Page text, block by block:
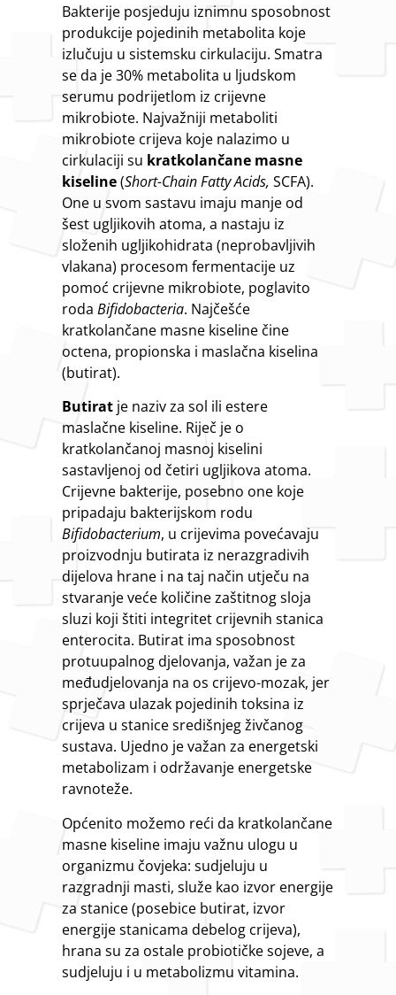
Bakterije posjeduju iznimnu sposobnost
produkcije pojedinih metabolita koje
izlučuju u sistemsku cirkulaciju. Smatra
se da je 30% metabolita u ljudskom
serumu podrijetlom iz crijevne
mikrobiote. Najvažniji metaboliti
mikrobiote crijeva koje nalazimo u
cirkulaciji su kratkolančane masne
kiseline(Short-Chain Fatty Acids,SCFA).
One u svom sastavu imaju manje od
šest ugljikovih atoma, a nastaju iz
složenih ugljikohidrata (neprobavljivih
vlakana) procesom fermentacije uz
pomoć crijevne mikrobiote, poglavito
rodaBifidobacteria. Najčešće
kratkolančane masne kiseline čine
octena, propionska i maslačna kiselina
(butirat).
Butirat je naziv za sol ili estere
maslačne kiseline. Riječ je o
kratkolančanoj masnoj kiselini
sastavljenoj od četiri ugljikova atoma.
Crijevne bakterije, posebno one koje
pripadaju bakterijskom rodu
Bifidobacterium, u crijevima povećavaju
proizvodnju butirata iz nerazgradivih
dijelova hrane i na taj način utječu na
stvaranje veće količine zaštitnog sloja
sluzi koji štiti integritet crijevnih stanica
enterocita. Butirat ima sposobnost
protuupalnog djelovanja, važan je za
međudjelovanja na os crijevo-mozak, jer
sprječava ulazak pojedinih toksina iz
crijeva u stanice središnjeg živčanog
sustava. Ujedno je važan za energetski
metabolizam i održavanje energetske
ravnoteže.
Općenito možemo reći da kratkolančane
masne kiseline imaju važnu ulogu u
organizmu čovjeka: sudjeluju u
razgradnji masti, služe kao izvor energije
za stanice (posebice butirat, izvor
energije stanicama debelog crijeva),
hrana su za ostale probiotičke sojeve, a
sudjeluju i u metabolizmu vitamina.